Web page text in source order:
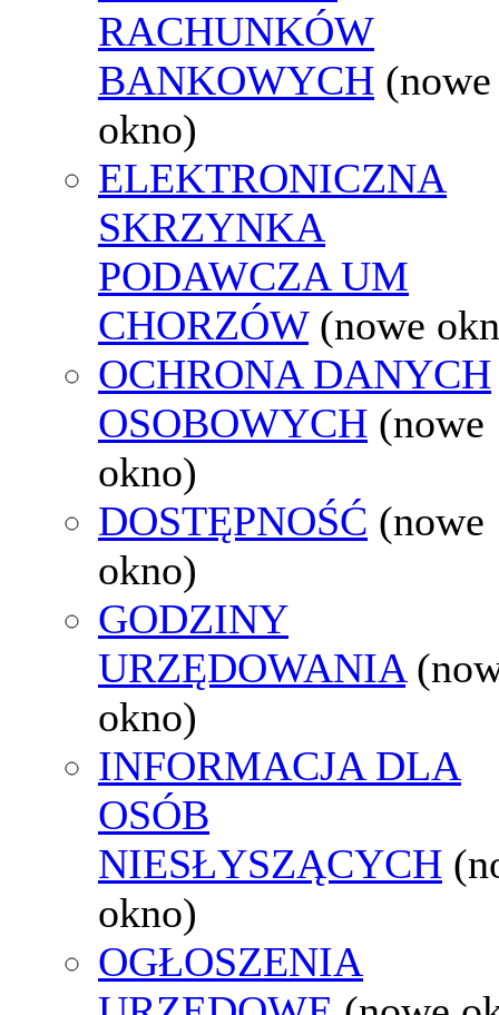
RACHUNKÓW
BANKOWYCH (nowe
okno)
ELEKTRONICZNA
SKRZYNKA
PODAWCZA UM
CHORZÓW (nowe
OCHRONA DANYCH
OSOBOWYCH (nowe
okno)
DOSTĘPNOŚĆ (nowe
okno)
GODZINY
URZĘDOWANIA
okno)
INFORMACJA DLA
OSÓB
NIESŁYSZĄCYCH
okno)
OGŁOSZENIA